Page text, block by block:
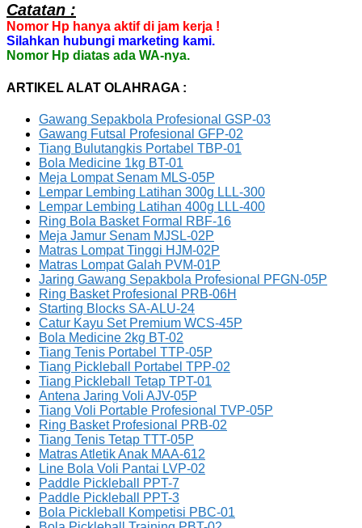
Catatan :
Nomor Hp hanya aktif di jam kerja !
Silahkan hubungi marketing kami.
Nomor Hp diatas ada WA-nya.
ARTIKEL ALAT OLAHRAGA :
Gawang Sepakbola Profesional GSP-03
Gawang Futsal Profesional GFP-02
Tiang Bulutangkis Portabel TBP-01
Bola Medicine 1kg BT-01
Meja Lompat Senam MLS-05P
Lempar Lembing Latihan 300g LLL-300
Lempar Lembing Latihan 400g LLL-400
Ring Bola Basket Formal RBF-16
Meja Jamur Senam MJSL-02P
Matras Lompat Tinggi HJM-02P
Matras Lompat Galah PVM-01P
Jaring Gawang Sepakbola Profesional PFGN-05P
Ring Basket Profesional PRB-06H
Starting Blocks SA-ALU-24
Catur Kayu Set Premium WCS-45P
Bola Medicine 2kg BT-02
Tiang Tenis Portabel TTP-05P
Tiang Pickleball Portabel TPP-02
Tiang Pickleball Tetap TPT-01
Antena Jaring Voli AJV-05P
Tiang Voli Portable Profesional TVP-05P
Ring Basket Profesional PRB-02
Tiang Tenis Tetap TTT-05P
Matras Atletik Anak MAA-612
Line Bola Voli Pantai LVP-02
Paddle Pickleball PPT-7
Paddle Pickleball PPT-3
Bola Pickleball Kompetisi PBC-01